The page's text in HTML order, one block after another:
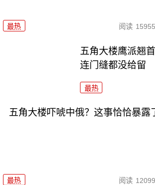
最热 阅读 15955
五角大楼鹰派翘
连门缝都没给留
最热
五角大楼吓唬中俄？这事恰恰暴露
最热 阅读 12099